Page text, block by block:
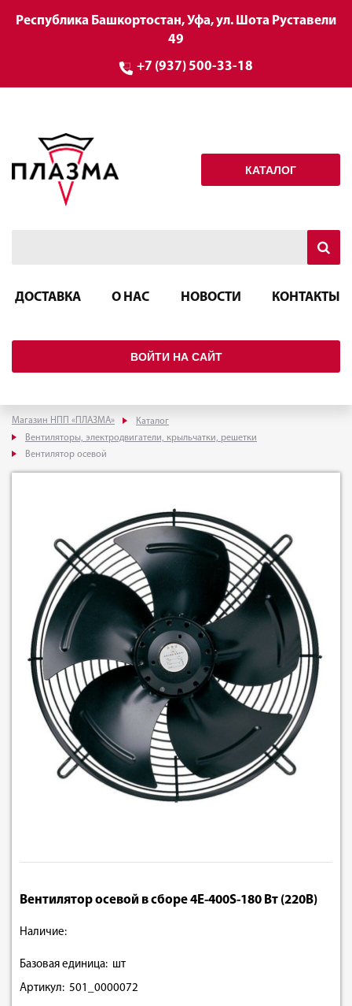
Республика Башкортостан, Уфа, ул. Шота Руставели
49
+7 (937) 500-33-18
КАТАЛОГ
ДОСТАВКА О НАС НОВОСТИ КОНТАКТЫ
ВОЙТИ НА САЙТ
Магазин НПП «ПЛАЗМА»
Каталог
Вентиляторы, электродвигатели, крыльчатки, решетки
Вентилятор осевой
Вентилятор осевой в сборе 4E-400S-180 Вт (220В)
Наличие:
Базовая единица: шт
Артикул: 501_0000072